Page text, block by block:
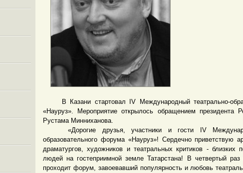
В Казани стартовал IV Международный театрально-
«Науруз». Мероприятие открылось обращением президента
Рустама Минниханова.
«Дорогие друзья, участники и гости IV
образовательного форума «Науруз»! Сердечно приветствую
драматургов, художников и театральных критиков - близких
людей на гостеприимной земле Татарстана! В четвертый
проходит форум, завоевавший популярность и любовь